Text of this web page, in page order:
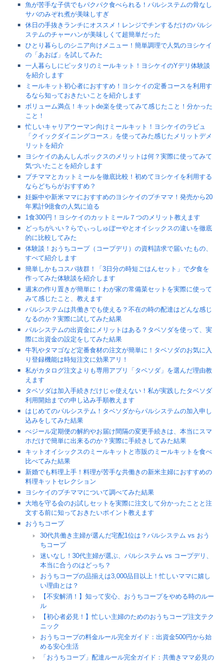
魚が苦手な子供でもパクパク食べられる！パルシステムの骨なし
サバのみぞれ煮が美味しすぎ
休日の手抜きランチにオススメ！レンジでチンするだけのパルシ
ステムのチャーハンが美味しくて超簡単だった
ひとり暮らしのシニア向けメニュー！簡単調理で人気のヨシケイ
の「あおば」を試してみた
一人暮らしにピッタリのミールキット！ヨシケイのYデリ体験談
を紹介します
ミールキット初心者におすすめ！ヨシケイの定番コースを利用す
るなら知っておきたいことを紹介します
ボリューム満点！キットde楽を使ってみて感じたこと！分かった
こと！
忙しいキャリアウーマン向けミールキット！ヨシケイのラビュ
「クイックダイニングコース」を使ってみた感じたメリットデメ
リットを紹介
ヨシケイのあんしんボックスのメリットは何？実際に使ってみて
気づいたことを紹介します
プチママとカットミールを徹底比較！初めてヨシケイを利用する
ならどちらがおすすめ？
妊娠中や新米ママにおすすめのヨシケイのプチママ！発売から20
年累計9億食の人気に迫る
1食300円！ヨシケイのカットミール７つのメリット教えます
どっちがいい？らでぃっしゅぼーやとオイシックスの違いを徹底
的に比較してみた
体験談！おうちコープ（コープデリ）の資料請求で届いたもの、
すべて紹介します
簡単しかもコスパ抜群！「3日分の時短ごはんセット」で夕食を
作ってみた体験談を紹介します
週末の作り置きが簡単に！わが家の常備菜セットを実際に使って
みて感じたこと、教えます
パルシステムは共働きでも使える？不在の時の配達はどんな感じ
なるのか？実際に試してみた結果
パルシステムの出資金にメリットはある？タベソダを使って、実
際に出資金の設定をしてみた結果
牛乳やタマゴなど定番食材の注文が簡単に！タベソダのお気に入
り登録機能は時短注文に効果アリ！
私がカタログ注文よりも専用アプリ「タベソダ」を選んだ理由教
えます
タベソダは加入手続きだけじゃ使えない！私が実践したタベソダ
利用開始までの申し込み手順教えます
はじめてのパルシステム！タベソダからパルシステムの加入申し
込みをしてみた結果
べジール定期便の解約やお届け間隔の変更手続きは、本当にスマ
ホだけで簡単に出来るのか？実際に手続きしてみた結果
キットオイシックスのミールキットと市販のミールキットを食べ
比べてみた結果
新婚でも料理上手！料理が苦手な共働きの新米主婦におすすめの
料理キットセレクション
ヨシケイのプチママについて調べてみた結果
大地を守る会のお試しセットを実際に注文して分かったことと注
文する前に知っておきたいポイント教えます
おうちコープ
30代共働き主婦が選んだ宅配1位は？パルシステム vs おう
ちコープ
迷いなし！30代主婦が選ぶ、パルシステム vs コープデリ、
本当に合うのはどっち？
おうちコープの品揃えは3,000品目以上！忙しいママに嬉し
い理由とは？
【不安解消！】知って安心、おうちコープをやめる時のルー
ル
【初心者必見！】忙しい主婦のためのおうちコープ注文テク
ニック
おうちコープの料金ルール完全ガイド：出資金500円から始
める安心生活
「おうちコープ」配達ルール完全ガイド：共働きママ必見の